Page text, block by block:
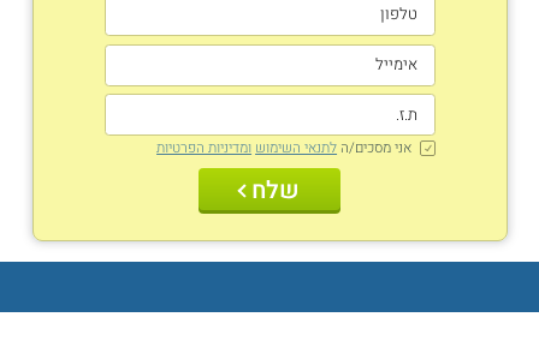
אני מסכים/ה לתנאי השימוש ומדיניות הפרטיות
שלח